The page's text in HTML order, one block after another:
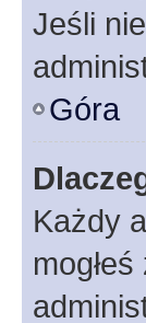
Jeśli
Góra
Każdy